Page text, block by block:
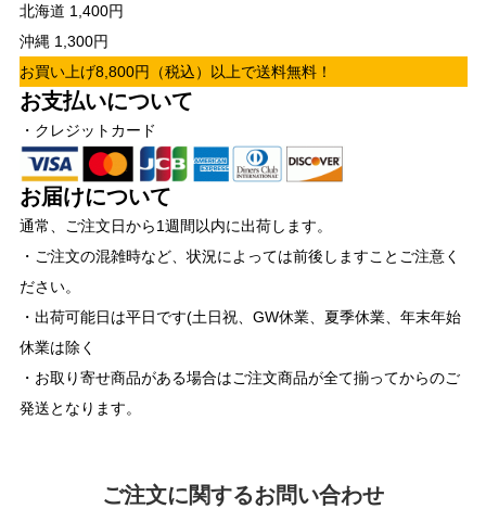
北海道 1,400円
沖縄 1,300円
お買い上げ8,800円（税込）以上で送料無料！
お支払いについて
・クレジットカード
お届けについて
通常、ご注文日から1週間以内に出荷します。
・ご注文の混雑時など、状況によっては前後しますことご注意く
ださい。
・出荷可能日は平日です(土日祝、GW休業、夏季休業、年末年始
休業は除く
・お取り寄せ商品がある場合はご注文商品が全て揃ってからのご
発送となります。
ご注文に関するお問い合わせ